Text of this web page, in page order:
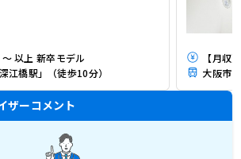
～ 以上 新卒モデル
江橋駅」（徒歩10分）
【月
大阪市
ザーコメント